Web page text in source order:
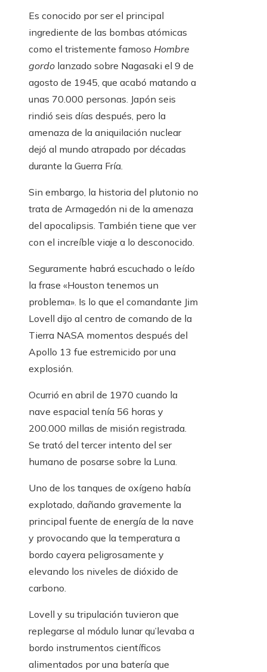
Es conocido por ser el principal
ingrediente de las bombas atómicas
como el tristemente famoso Hombre
gordo lanzado sobre Nagasaki el 9 de
agosto de 1945, que acabó matando a
unas 70.000 personas. Japón seis
rindió seis días después, pero la
amenaza de la aniquilación nuclear
dejó al mundo atrapado por décadas
durante la Guerra Fría.
Sin embargo, la historia del plutonio no
trata de Armagedón ni de la amenaza
del apocalipsis. También tiene que ver
con el increíble viaje a lo desconocido.
Seguramente habrá escuchado o leído
la frase «Houston tenemos un
problema». Is lo que el comandante Jim
Lovell dijo al centro de comando de la
Tierra NASA momentos después del
Apollo 13 fue estremicido por una
explosión.
Ocurrió en abril de 1970 cuando la
nave espacial tenía 56 horas y
200.000 millas de misión registrada.
Se trató del tercer intento del ser
humano de posarse sobre la Luna.
Uno de los tanques de oxígeno había
explotado, dañando gravemente la
principal fuente de energía de la nave
y provocando que la temperatura a
bordo cayera peligrosamente y
elevando los niveles de dióxido de
carbono.
Lovell y su tripulación tuvieron que
replegarse al módulo lunar qu’levaba a
bordo instrumentos científicos
alimentados por una batería que